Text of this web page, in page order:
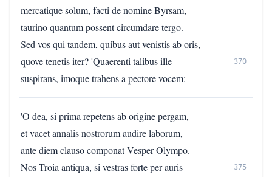
mercatique solum, facti de nomine Byrsam,
taurino quantum possent circumdare tergo.
Sed vos qui tandem, quibus aut venistis ab oris,
quove tenetis iter? 'Quaerenti talibus ille
370
suspirans, imoque trahens a pectore vocem:
'O dea, si prima repetens ab origine pergam,
et vacet annalis nostrorum audire laborum,
ante diem clauso componat Vesper Olympo.
Nos Troia antiqua, si vestras forte per auris
375